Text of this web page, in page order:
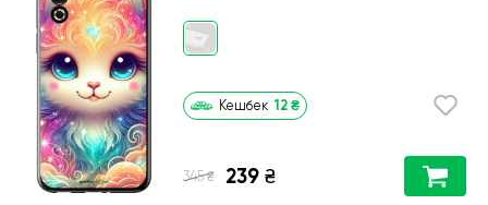
Кешбек 12 ₴
345 ₴ 239 ₴